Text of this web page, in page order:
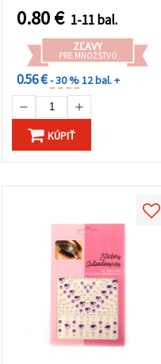
0.80€ 1-11 bal.
ZĽAVY
PRE MNOŽSTVO
0.56 €- 30 %12 bal. +
KÚPIŤ